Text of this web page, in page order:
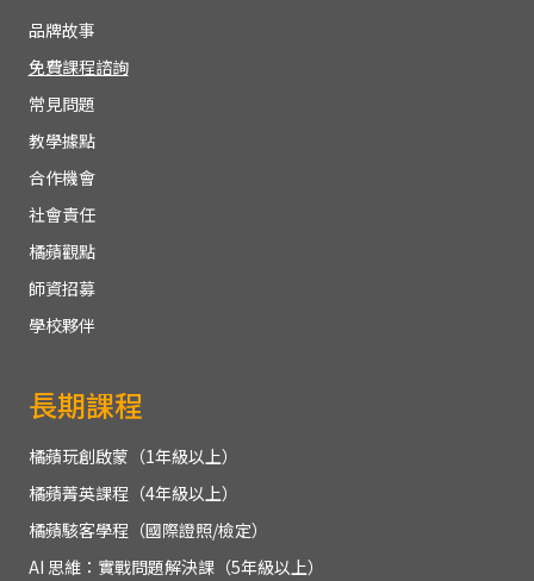
品牌故事
免費課程諮詢
常見問題
教學據點
合作機會
社會責任
橘蘋觀點
師資招募
學校夥伴
長期課程
橘蘋玩創啟蒙（1年級以上）
橘蘋菁英課程（4年級以上）
橘蘋駭客學程（國際證照/檢定）
AI 思維：實戰問題解決課（5年級以上）